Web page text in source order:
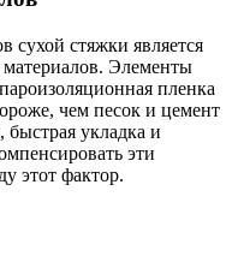
стяжки является
материалов. Элементы
пленка
чем песок и цемент
укладка и
эти
этот фактор.